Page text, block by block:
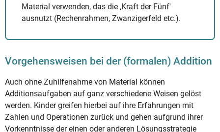
Material verwenden, das die ‚Kraft der Fünf'
ausnutzt (Rechenrahmen, Zwanzigerfeld etc.).
Vorgehensweisen bei der (formalen) Addition
Auch ohne Zuhilfenahme von Material können
Additionsaufgaben auf ganz verschiedene Weisen gelöst
werden. Kinder greifen hierbei auf ihre Erfahrungen mit
Zahlen und Operationen zurück und gehen aufgrund ihrer
Vorkenntnisse der einen oder anderen Lösungsstrategie